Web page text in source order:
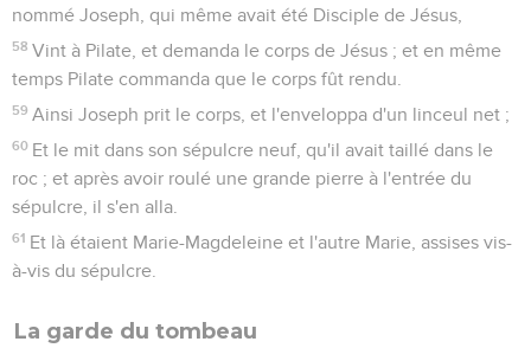
nommé Joseph, qui même avait été Disciple de Jésus,
58 Vint à Pilate, et demanda le corps de Jésus ; et en même
temps Pilate commanda que le corps fût rendu.
59 Ainsi Joseph prit le corps, et l'enveloppa d'un linceul net ;
60 Et le mit dans son sépulcre neuf, qu'il avait taillé dans le
roc ; et après avoir roulé une grande pierre à l'entrée du
sépulcre, il s'en alla.
61 Et là étaient Marie-Magdeleine et l'autre Marie, assises vis-
à-vis du sépulcre.
La garde du tombeau